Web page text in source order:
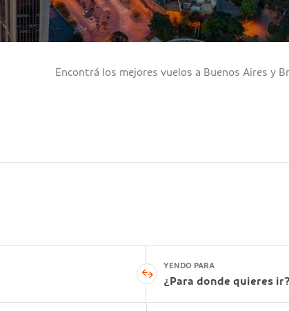
Encontrá los mejores vuelos a Buenos Aires y
YENDO PARA
¿Para donde quieres ir?